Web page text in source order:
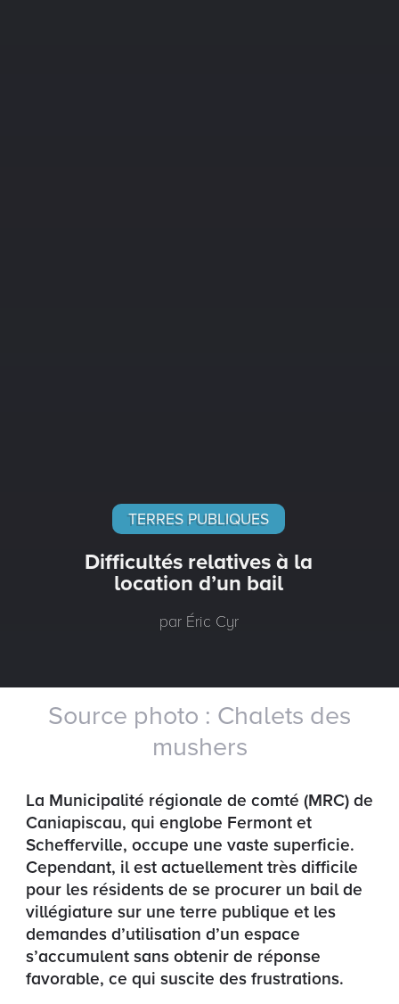
TERRES PUBLIQUES
Difficultés relatives à la
location d’un bail
par Éric Cyr
Source photo : Chalets des
mushers
La Municipalité régionale de comté (MRC) de
Caniapiscau, qui englobe Fermont et
Schefferville, occupe une vaste superficie.
Cependant, il est actuellement très difficile
pour les résidents de se procurer un bail de
villégiature sur une terre publique et les
demandes d’utilisation d’un espace
s’accumulent sans obtenir de réponse
favorable, ce qui suscite des frustrations.